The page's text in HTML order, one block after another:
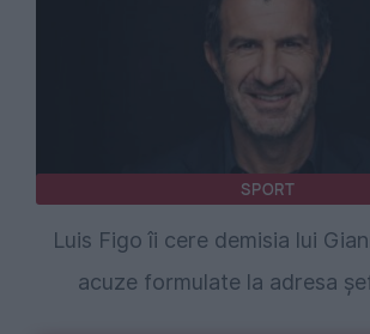
SPORT
Luis Figo îi cere demisia lui
acuze formulate la adresa